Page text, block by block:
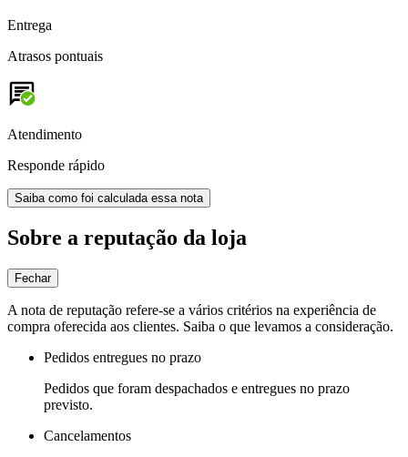
Entrega
Atrasos pontuais
Atendimento
Responde rápido
Saiba como foi calculada essa nota
Sobre a reputação da loja
Fechar
A nota de reputação refere-se a vários critérios na experiência de
compra oferecida aos clientes. Saiba o que levamos a consideração.
Pedidos entregues no prazo
Pedidos que foram despachados e entregues no prazo
previsto.
Cancelamentos